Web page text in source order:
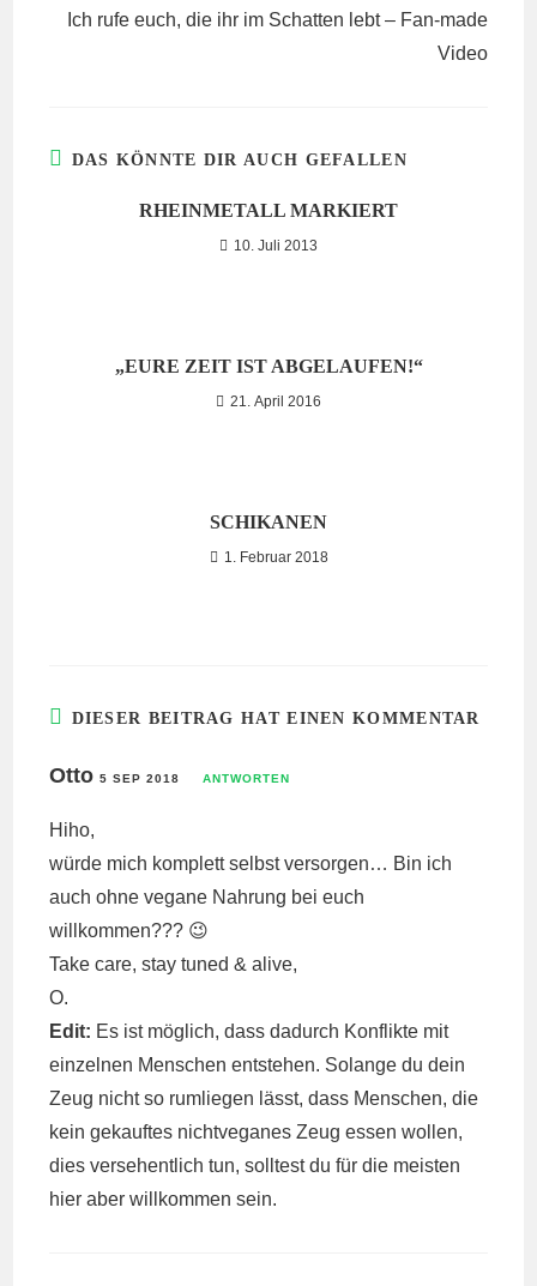
Ich rufe euch, die ihr im Schatten lebt – Fan-made
Video
DAS KÖNNTE DIR AUCH GEFALLEN
RHEINMETALL MARKIERT
10. Juli 2013
„EURE ZEIT IST ABGELAUFEN!“
21. April 2016
SCHIKANEN
1. Februar 2018
DIESER BEITRAG HAT EINEN KOMMENTAR
Otto5 SEP 2018 ANTWORTEN
Hiho,
würde mich komplett selbst versorgen… Bin ich
auch ohne vegane Nahrung bei euch
willkommen??? 😉
Take care, stay tuned & alive,
O.
Edit: Es ist möglich, dass dadurch Konflikte mit
einzelnen Menschen entstehen. Solange du dein
Zeug nicht so rumliegen lässt, dass Menschen, die
kein gekauftes nichtveganes Zeug essen wollen,
dies versehentlich tun, solltest du für die meisten
hier aber willkommen sein.